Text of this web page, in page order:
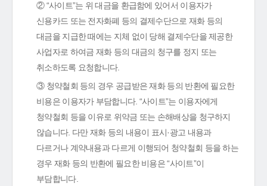
② “사이트”는 위 대금을 환급함에 있어서 이용자가
신용카드 또는 전자화폐 등의 결제수단으로 재화 등의
대금을 지급한 때에는 지체 없이 당해 결제수단을 제공한
사업자로 하여금 재화 등의 대금의 청구를 정지 또는
취소하도록 요청합니다.
③ 청약철회 등의 경우 공급받은 재화 등의 반환에 필요한
비용은 이용자가 부담합니다. “사이트”는 이용자에게
청약철회 등을 이유로 위약금 또는 손해배상을 청구하지
않습니다. 다만 재화 등의 내용이 표시·광고 내용과
다르거나 계약내용과 다르게 이행되어 청약철회 등을 하는
경우 재화 등의 반환에 필요한 비용은 “사이트”이
부담합니다.